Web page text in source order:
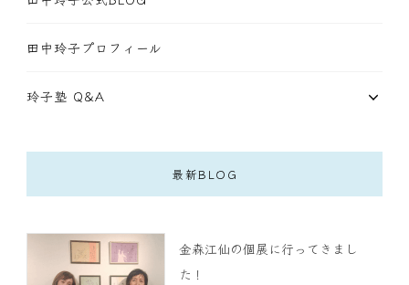
田中玲子プロフィール
玲子塾 Q&A
最新BLOG
金森江仙の個展に行ってきまし
た！